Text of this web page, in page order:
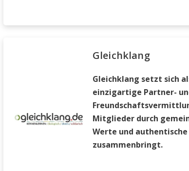
Gleichklang
Gleichklang setzt sich
einzigartige Partner-
Mitglieder durch
Werte und
zusammenbringt.